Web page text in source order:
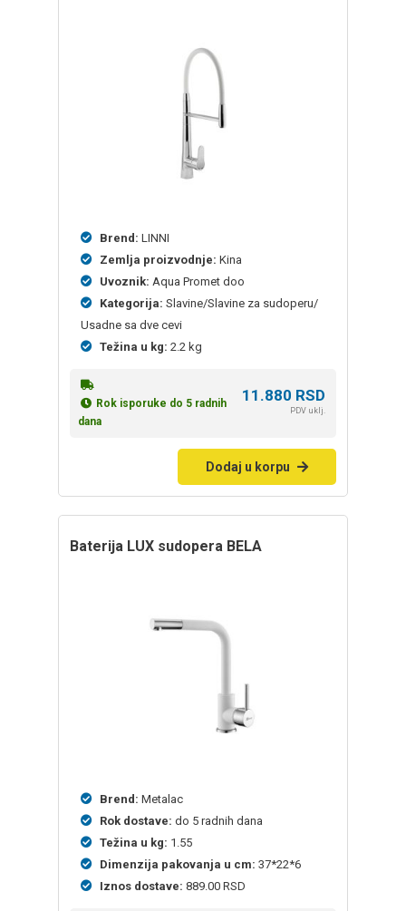
Brend: LINNI
Zemlja proizvodnje: Kina
Uvoznik: Aqua Promet doo
Kategorija: Slavine/Slavine za sudoperu/
Usadne sa dve cevi
Težina u kg: 2.2 kg
Rok isporuke do 5 radnih
dana
11.880 RSD
PDV uklj.
Dodaj u korpu
baterija LUX sudopera BELA
Brend: Metalac
Rok dostave: do 5 radnih dana
Težina u kg: 1.55
Dimenzija pakovanja u cm: 37*22*6
Iznos dostave: 889.00 RSD